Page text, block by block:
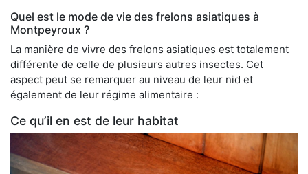
Quel est le mode de vie des frelons asiatiques à
Montpeyroux ?
La manière de vivre des frelons asiatiques est totalement
différente de celle de plusieurs autres insectes. Cet
aspect peut se remarquer au niveau de leur nid et
également de leur régime alimentaire :
Ce qu’il en est de leur habitat